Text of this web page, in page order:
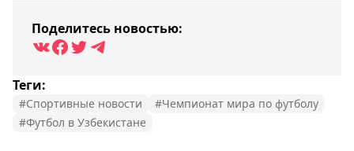
Поделитесь новостью:
Теги:
#Спортивные новости
#Чемпионат мира по футболу
#Футбол в Узбекистане